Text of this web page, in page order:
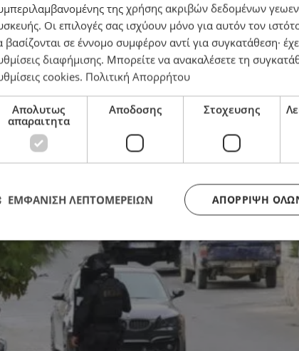
που εμφανίζεται στο βίντεο με τον γαμπρό
της χρήσης ακριβών δεδομένων
Οι επιλογές σας ισχύουν μόνο για αυτόν τον
βασίζονται σε έννομο συμφέρον αντί για συγκατάθεση·
διαφήμισης. Μπορείτε να ανακαλέσετε τη
cookies. Πολιτική Απορρήτου
Απολυτως
απαραιτητα
Αποδοσης Στοχευσης
ΑΠΌΡΡΙΨΗ
ΕΜΦΑΝΙΣΗ ΛΕΠΤΟΜΕΡΕΙΩΝ